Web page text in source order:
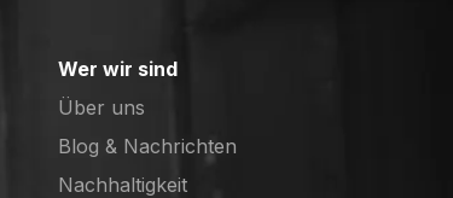
Wer wir sind
Über uns
Blog & Nachrichten
Nachhaltigkeit